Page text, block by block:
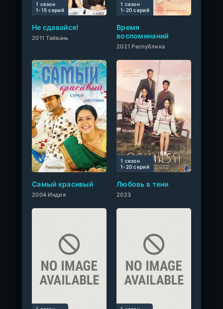
Не сдавайся!
2011 Тайвань
1 сезон
1-15 cерий
Время
воспоминаний
2021 Республика
1 сезон
1-20 cерий
Самый красивый
2004 Индия
Любовь в тени
2023
1 сезон
1-20 cерий
0